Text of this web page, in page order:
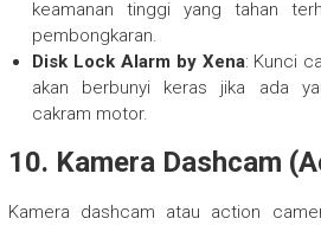
keamanan tinggi yang tahan
pembongkaran.
Disk Lock Alarm by Xena: Kunci
akan berbunyi keras jika ada
cakram motor.
10. Kamera Dashcam
Kamera dashcam atau action